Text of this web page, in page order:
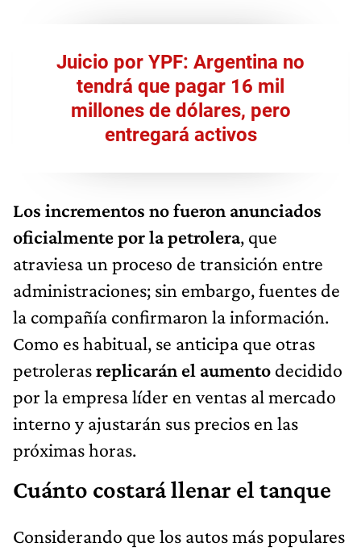
Juicio por YPF: Argentina no
tendrá que pagar 16 mil
millones de dólares, pero
entregará activos
Los incrementos no fueron anunciados
oficialmente por la petrolera, que
atraviesa un proceso de transición entre
administraciones; sin embargo, fuentes de
la compañía confirmaron la información.
Como es habitual, se anticipa que otras
petrolerasreplicarán el aumento decidido
por la empresa líder en ventas al mercado
interno y ajustarán sus precios en las
próximas horas.
Cuánto costará llenar el tanque
Considerando que los autos más populares